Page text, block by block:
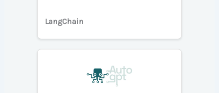
LangChain